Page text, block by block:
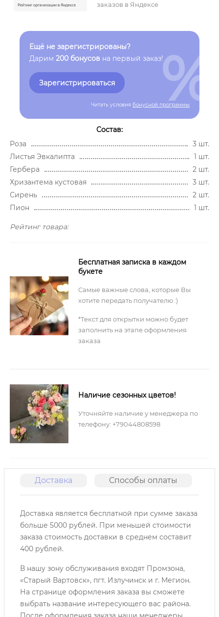
заказов в Яндексе
Ещё не зарегистрированы?
Дарим 200 бонусов на первый заказ!
Зарегистрироваться
Читать условия бонусной программы
%
Состав:
Роза
3 шт.
Листья Эвкалипта
1 шт.
Гербера
2 шт.
Хризантема кустовая
3 шт.
Сирень
2 шт.
Пион
1 шт.
Рейтинг товара:
Бесплатная записка в каждом
букете
Самые важные слова, которые Вы
хотите передать получателю :)
*Текст для открытки можно будет
заполнить на этапе оформления
заказа
Наличие сезонных цветов!
Уточняйте наличие у менеджера по
телефону: +79044808598
Доставка Способы оплаты
Доставка является бесплатной при сумме заказа
больше 5000 рублей. При меньшей стоимости
заказа стоимость доставки в среднем составит
400 рублей.
В нашу зону обслуживания входят Промзона,
«Старый Вартовск», пгт. Излучинск и г. Мегион.
На странице оформления заказа вы сможете
выбрать название интересующего вас района.